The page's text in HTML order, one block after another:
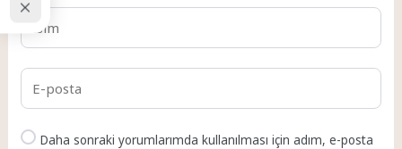
Daha sonraki yorumlarımda kullanılması için adım, e-posta